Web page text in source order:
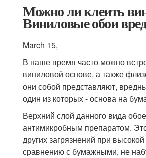
Можно ли клеить
Виниловые обои
March 15,
В наше время часто можно
виниловой основе, а также
они собой представляют,
один из которых - основа на
Верхний слой данного вида
антимикробным препаратом.
других загрязнений при
сравнению с бумажными, не